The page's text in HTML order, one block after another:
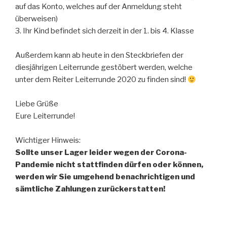
auf das Konto, welches auf der Anmeldung steht
überweisen)
3. Ihr Kind befindet sich derzeit in der 1. bis 4. Klasse
Außerdem kann ab heute in den Steckbriefen der
diesjährigen Leiterrunde gestöbert werden, welche
unter dem Reiter Leiterrunde 2020 zu finden sind!
Liebe Grüße
Eure Leiterrunde!
Wichtiger Hinweis:
Sollte unser Lager leider wegen der Corona-
Pandemie nicht stattfinden dürfen oder können,
werden wir Sie umgehend benachrichtigen und
sämtliche Zahlungen zurückerstatten!